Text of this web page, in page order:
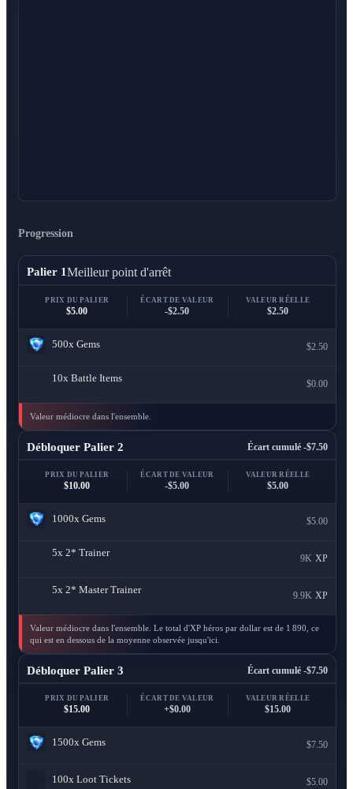
Progression
Palier 1Meilleur point d'arrêt
PRIX DU PALIER
$5.00
ÉCART DE VALEUR
-$2.50
VALEUR RÉELLE
$2.50
500x Gems $2.50
10x Battle Items
$0.00
Valeur médiocre dans l'ensemble.
Débloquer Palier 2 Écart cumulé -$7.50
PRIX DU PALIER
$10.00
ÉCART DE VALEUR
-$5.00
VALEUR RÉELLE
$5.00
1000x Gems $5.00
5x 2* Trainer
9K XP
5x 2* Master Trainer
9.9K XP
Valeur médiocre dans l'ensemble. Le total d'XP héros par dollar est de 1 890, ce
qui est en dessous de la moyenne observée jusqu'ici.
Débloquer Palier 3 Écart cumulé -$7.50
PRIX DU PALIER
$15.00
ÉCART DE VALEUR
+$0.00
VALEUR RÉELLE
$15.00
1500x Gems $7.50
100x Loot Tickets $5.00